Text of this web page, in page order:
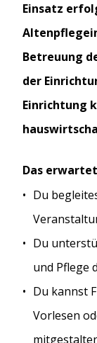
Einsatz
Betreuung
der
Einrichtung
Das
Du
Du
und Pflege
Du kannst
Vorlesen